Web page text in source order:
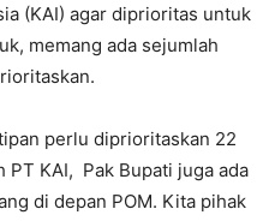
(KAI) agar diprioritas untuk
memang ada sejumlah
perlu diprioritaskan 22
PT KAI, Pak Bupati juga ada
di depan POM. Kita pihak